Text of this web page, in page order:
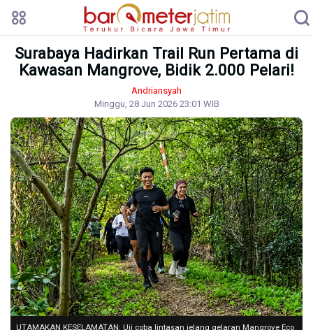
Surabaya Hadirkan Trail Run Pertama di
Kawasan Mangrove, Bidik 2.000 Pelari!
Andriansyah
Minggu, 28 Jun 2026 23:01 WIB
UTAMAKAN KESELAMATAN: Uji coba lintasan jelang gelaran Mangrove Eco